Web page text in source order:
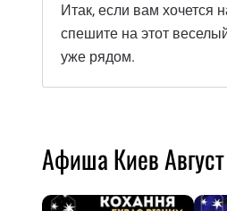
Итак, если вам хочется
спешите на этот
уже рядом.
Афиша Киев